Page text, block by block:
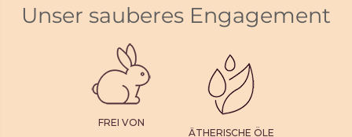
Unser sauberes Engagement
FREI VON
ÄTHERISCHE ÖLE